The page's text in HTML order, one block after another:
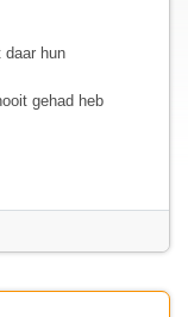
daar hun
gehad heb